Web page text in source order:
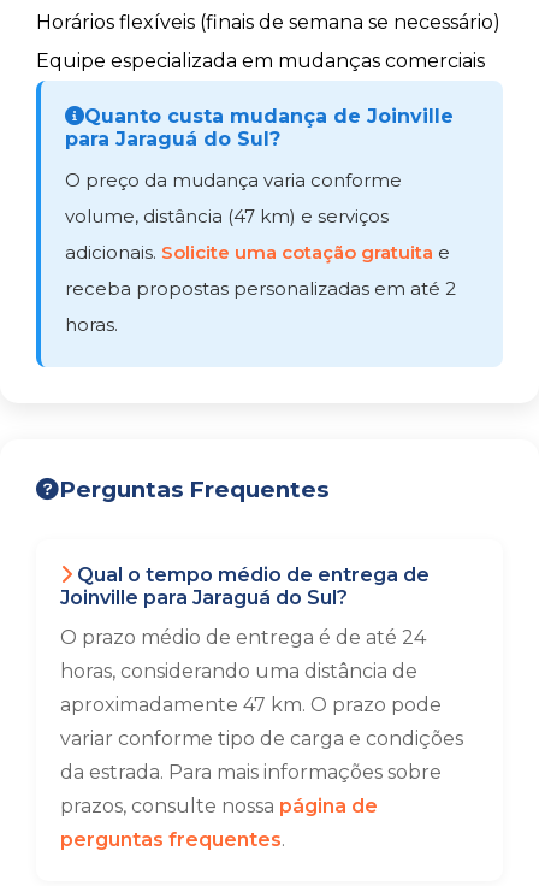
Horários flexíveis (finais de semana se necessário)
Equipe especializada em mudanças comerciais
Quanto custa mudança de Joinville
para Jaraguá do Sul?
O preço da mudança varia conforme
volume, distância (47 km) e serviços
adicionais. Solicite uma cotação gratuita e
receba propostas personalizadas em até 2
horas.
Perguntas Frequentes
Qual o tempo médio de entrega de
Joinville para Jaraguá do Sul?
O prazo médio de entrega é de até 24
horas, considerando uma distância de
aproximadamente 47 km. O prazo pode
variar conforme tipo de carga e condições
da estrada. Para mais informações sobre
prazos, consulte nossa página de
perguntas frequentes.